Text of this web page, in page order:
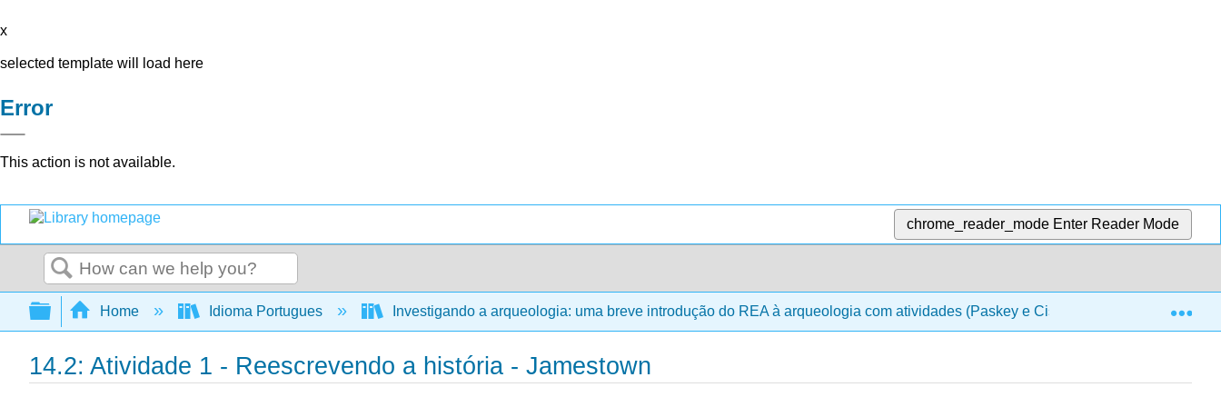
x
selected template will load here
Error
This action is not available.
chrome_reader_mode Enter Reader Mode
Search
Expand/collapse global hierarchy
Home Idioma Portugues Investigando a arqueologia: uma breve introdução do REA à arqueologia com atividades (Paskey e Cisneros) 14:
14.2: Atividade 1 - Reescrevendo a história - Jamestown